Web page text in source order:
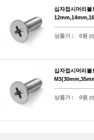
십자접시머리
상품가 : 0원 (0)
십자접시머리볼
상품가 : 0원 (0)